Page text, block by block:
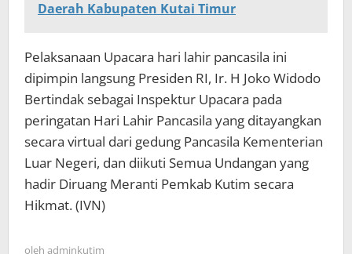
Daerah Kabupaten Kutai Timur
Pelaksanaan Upacara hari lahir pancasila ini
dipimpin langsung Presiden RI, Ir. H Joko Widodo
Bertindak sebagai Inspektur Upacara pada
peringatan Hari Lahir Pancasila yang ditayangkan
secara virtual dari gedung Pancasila Kementerian
Luar Negeri, dan diikuti Semua Undangan yang
hadir Diruang Meranti Pemkab Kutim secara
Hikmat. (IVN)
oleh adminkutim